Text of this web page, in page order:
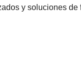
y soluciones de